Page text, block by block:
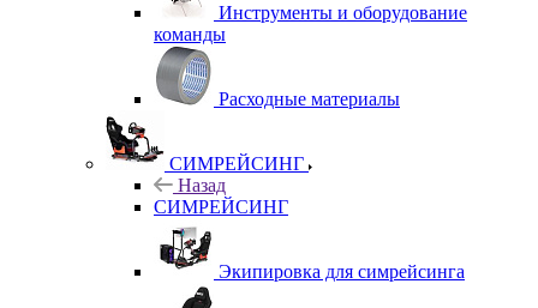
Инструменты и оборудование
команды
Расходные материалы
СИМРЕЙСИНГ
Назад
СИМРЕЙСИНГ
Экипировка для симрейсинга